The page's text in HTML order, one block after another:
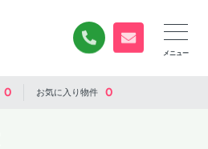
0120-840-834
無料お問い合
0 お気に入り物件 0